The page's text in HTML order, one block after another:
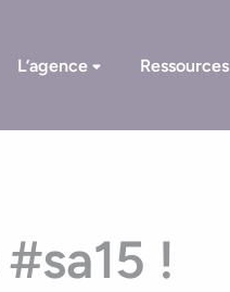
L’agence Ressources
!